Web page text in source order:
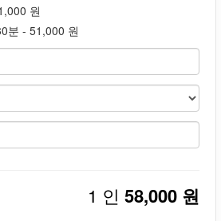
원
분 - 51,000 원
1 인 58,000 원